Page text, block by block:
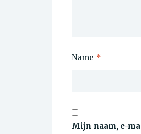
Name *
Mijn naam, e-